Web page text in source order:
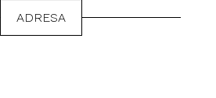
ADRESA